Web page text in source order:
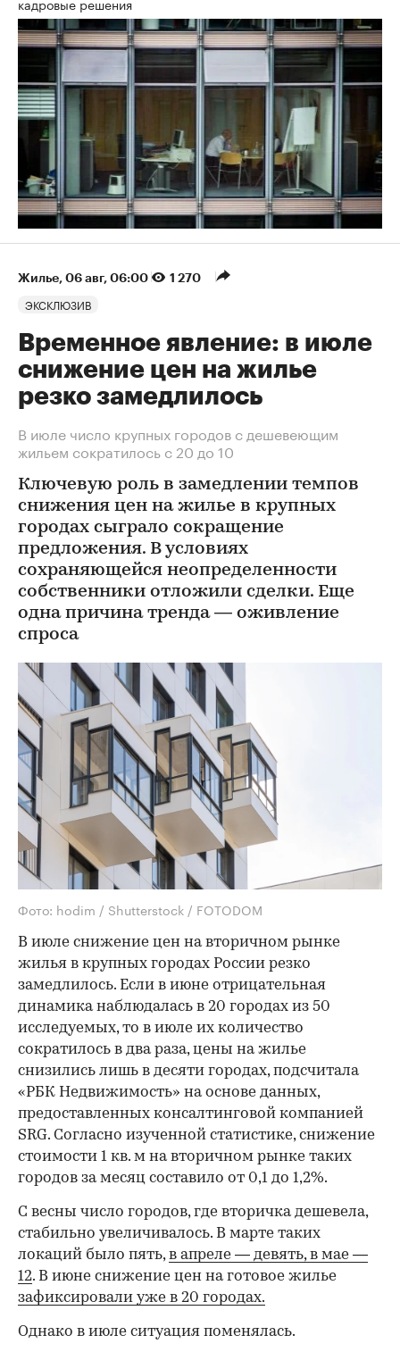
Жилье 06 авг, 06:00 1 270
ЭКСКЛЮЗИВ
Временное явление: в июле
снижение цен на жилье
резко замедлилось
В июле число крупных городов с дешевеющим
жильем сократилось с 20 до 10
Ключевую роль в замедлении темпов
снижения цен на жилье в крупных
городах сыграло сокращение
предложения. В условиях
сохраняющейся неопределенности
собственники отложили сделки. Еще
одна причина тренда — оживление
спроса
Фото: hodim / Shutterstock / FOTODOM
В июле снижение цен на вторичном рынке
жилья в крупных городах России резко
замедлилось. Если в июне отрицательная
динамика наблюдалась в 20 городах из 50
исследуемых, то в июле их количество
сократилось в два раза, цены на жилье
снизились лишь в десяти городах, подсчитала
«РБК Недвижимость» на основе данных,
предоставленных консалтинговой компанией
SRG. Согласно изученной статистике, снижение
стоимости 1 кв. м на вторичном рынке таких
городов за месяц составило от 0,1 до 1,2%.
С весны число городов, где вторичка дешевела,
стабильно увеличивалось. В марте таких
локаций было пять,в апреле — девять,в мае —
12. В июне снижение цен на готовое жилье
зафиксировали уже в 20 городах.
Однако в июле ситуация поменялась.